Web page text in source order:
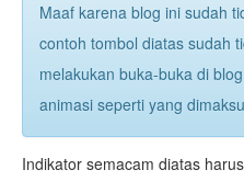
Maaf karena blog ini sudah
contoh tombol diatas sudah
melakukan buka-buka di
animasi seperti yang
Indikator semacam diatas